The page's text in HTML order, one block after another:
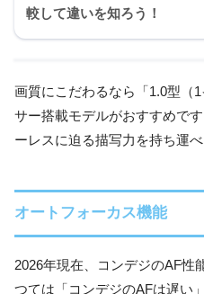
較して違いを知ろう！
画質にこだわるなら「1.0型（
サー搭載モデルがおすすめで
ーレスに迫る描写力を持ち運べ
オートフォーカス機能
2026年現在、コンデジのAF性
つては「コンデジのAFは遅い